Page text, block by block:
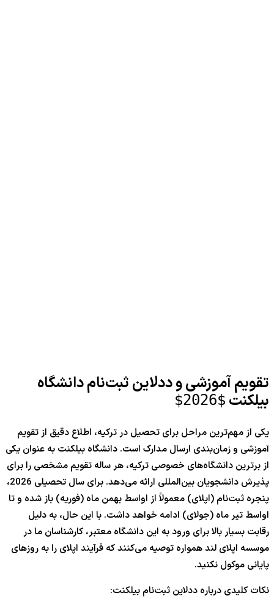
تقویم آموزشی و ددلاین ثبت‌نام دانشگاه
بیلکنت $2026$
یکی از مهم‌ترین مراحل برای تحصیل در ترکیه، اطلاع دقیق از تقویم
آموزشی و زمان‌بندی ارسال مدارک است. دانشگاه بیلکنت به عنوان یکی
از برترین دانشگاه‌های خصوصی ترکیه، هر ساله تقویم مشخصی را برای
پذیرش دانشجویان بین‌المللی ارائه می‌دهد. برای سال تحصیلی 2026،
پنجره ثبت‌نام (اپلای) معمولاً از اواسط بهمن ماه (فوریه) باز شده و تا
اواسط تیر ماه (جولای) ادامه خواهد داشت. با این حال، به دلیل
رقابت بسیار بالا برای ورود به این دانشگاه معتبر، کارشناسان ما در
موسسه اپلای لند همواره توصیه می‌کنند که فرآیند اپلای را به روزهای
پایانی موکول نکنید.
نکات کلیدی درباره ددلاین ثبت‌نام بیلکنت: